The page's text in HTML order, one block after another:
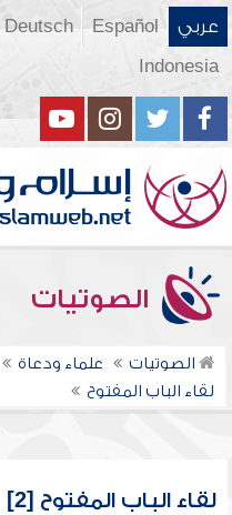
عربي Español
Deutsch
Indonesia
الصوتيات
الصوتيات علماء ودعاة
لقاء الباب المفتوح
لقاء الباب المفتوح [2]